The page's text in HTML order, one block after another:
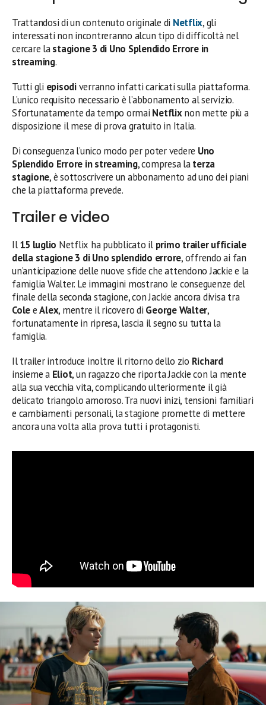
Trattandosi di un contenuto originale di Netflix, gli
interessati non incontreranno alcun tipo di difficoltà nel
cercare lastagione 3 di Uno Splendido Errore in
streaming.
Tutti gli episodiverranno infatti caricati sulla piattaforma.
L’unico requisito necessario è l’abbonamento al servizio.
Sfortunatamente da tempo ormai Netflixnon mette più a
disposizione il mese di prova gratuito in Italia.
Di conseguenza l’unico modo per poter vedere Uno
Splendido Errore in streaming, compresa laterza
stagione, è sottoscrivere un abbonamento ad uno dei piani
che la piattaforma prevede.
Trailer e video
Il15 luglio Netflix ha pubblicato il primo trailer ufficiale
della stagione 3 di Uno splendido errore, offrendo ai fan
un’anticipazione delle nuove sfide che attendono Jackie e la
famiglia Walter. Le immagini mostrano le conseguenze del
finale della seconda stagione, con Jackie ancora divisa tra
ColeeAlex, mentre il ricovero di George Walter,
fortunatamente in ripresa, lascia il segno su tutta la
famiglia.
Il trailer introduce inoltre il ritorno dello zio Richard
insieme a Eliot, un ragazzo che riporta Jackie con la mente
alla sua vecchia vita, complicando ulteriormente il già
delicato triangolo amoroso. Tra nuovi inizi, tensioni familiari
e cambiamenti personali, la stagione promette di mettere
ancora una volta alla prova tutti i protagonisti.